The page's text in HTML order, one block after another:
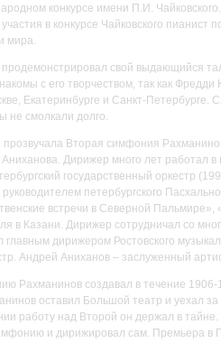
конкурсе имени П.И.
в конкурсе Чайковского пианист
мира.
свой выдающийся
с его творчеством, так как
Екатеринбурге и Санкт-
не смолкали долго.
Вторая симфония
Дирижер много лет работал
государственный оркестр
петербургского
встречи в Северной
в Казани. Дирижер сотрудничал со
дирижером Ростовского
Андрей Аниханов – заслуженный
Рахманинов создавал в течение 1906-
оставил Большой театр и уехал
работу над Второй он держал в
и дирижировал сам. Премьера в